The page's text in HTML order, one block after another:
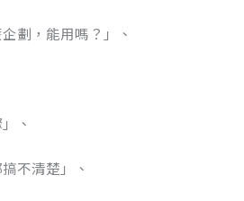
劃，能用嗎？」、
、
不清楚」、